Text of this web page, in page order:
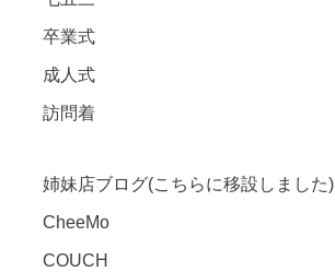
卒業式
成人式
訪問着
姉妹店ブログ(こちらに移設しました)
CheeMo
COUCH